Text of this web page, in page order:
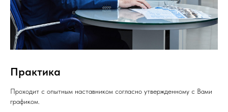
Практика
Проходит с опытным наставником согласно утвержденному с Вами
графиком.